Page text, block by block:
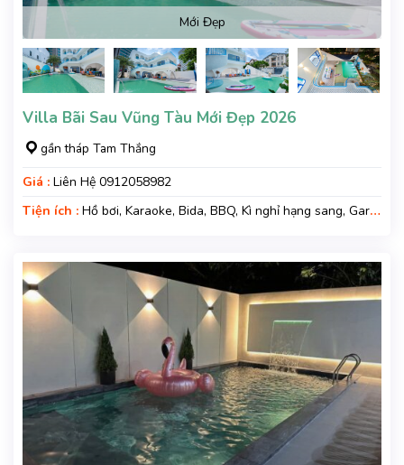
Mới Đẹp
Villa Bãi Sau Vũng Tàu Mới Đẹp 2026
gần tháp Tam Thắng
Giá : Liên Hệ 0912058982
Tiện ích : Hồ bơi, Karaoke, Bida, BBQ, Kì nghỉ hạng sang, Gara